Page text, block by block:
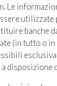
Le
utilizzate
banche
(in tutto o in
disposizione